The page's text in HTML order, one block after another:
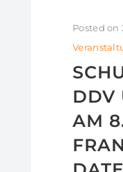
Posted on
DDV
AM